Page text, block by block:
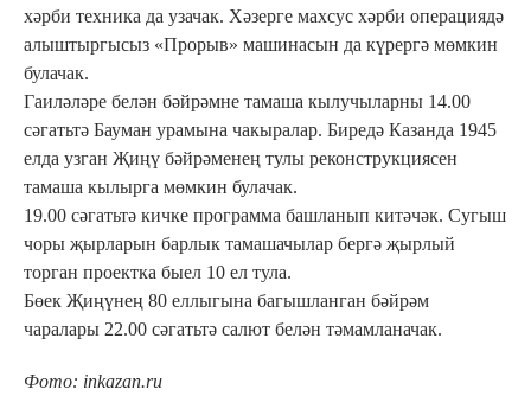
хәрби техника да узачак. Хәзерге махсус хәрби операциядә
алыштыргысыз «Прорыв» машинасын да күрергә мөмкин
булачак.
Гаиләләре белән бәйрәмне тамаша кылучыларны 14.00
сәгатьтә Бауман урамына чакыралар. Биредә Казанда 1945
елда узган Җиңү бәйрәменең тулы реконструкциясен
тамаша кылырга мөмкин булачак.
19.00 сәгатьтә кичке программа башланып китәчәк. Сугыш
чоры җырларын барлык тамашачылар бергә җырлый
торган проектка быел 10 ел тула.
Бөек Җиңүнең 80 еллыгына багышланган бәйрәм
чаралары 22.00 сәгатьтә салют белән тәмамланачак.
Фото: inkazan.ru